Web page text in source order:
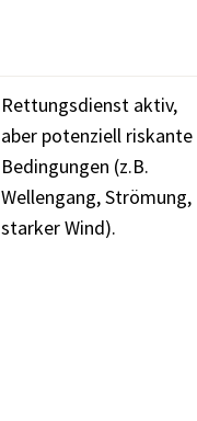
Rettungsdienst aktiv,
aber potenziell riskante
Bedingungen (z.B.
Wellengang, Strömung,
starker Wind).